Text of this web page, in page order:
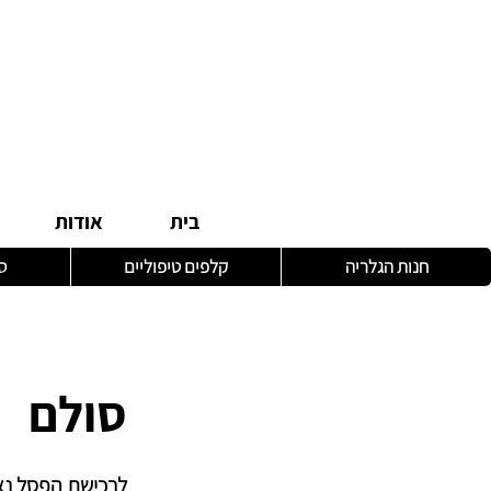
בית אודות
חנות הגלריה קלפים טיפוליים
סולם
לרכישת הפסל נא